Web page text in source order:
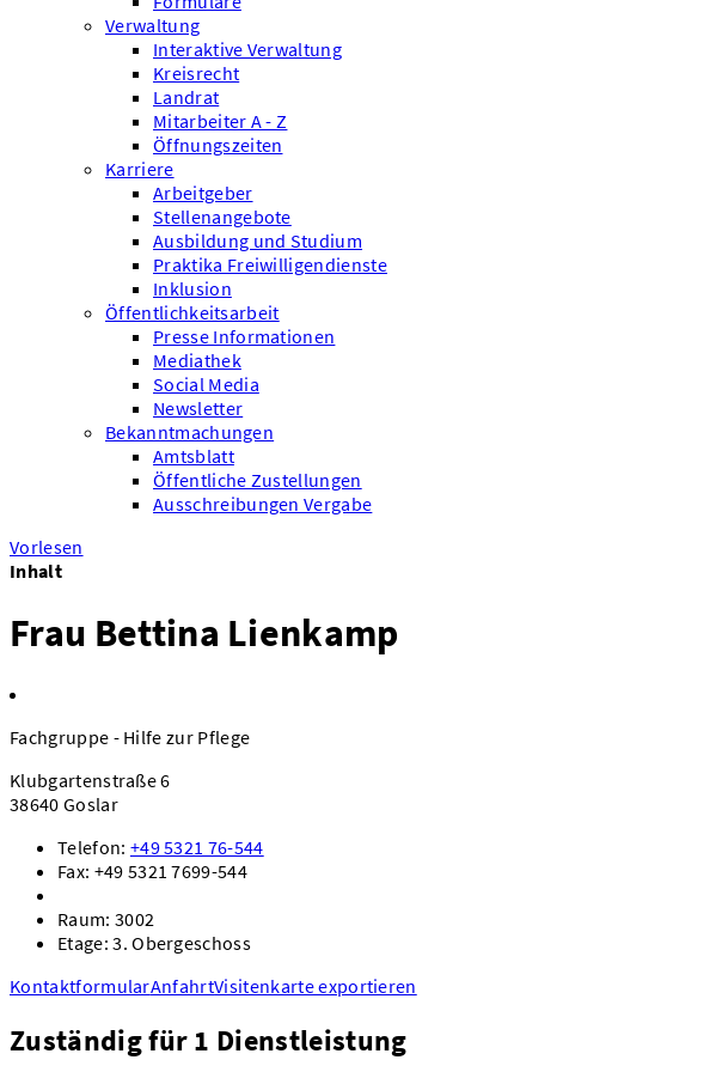
Verwaltung
Interaktive Verwaltung
Kreisrecht
Landrat
Mitarbeiter A - Z
Öffnungszeiten
Karriere
Arbeitgeber
Stellenangebote
Ausbildung und Studium
Praktika Freiwilligendienste
Inklusion
Öffentlichkeitsarbeit
Presse Informationen
Mediathek
Social Media
Newsletter
Bekanntmachungen
Amtsblatt
Öffentliche Zustellungen
Ausschreibungen Vergabe
Vorlesen
Inhalt
Frau Bettina Lienkamp
Fachgruppe - Hilfe zur Pflege
Klubgartenstraße 6
38640 Goslar
Telefon: +49 5321 76-544
Fax: +49 5321 7699-544
Raum: 3002
Etage: 3. Obergeschoss
KontaktformularAnfahrtVisitenkarte exportieren
Zuständig für 1 Dienstleistung